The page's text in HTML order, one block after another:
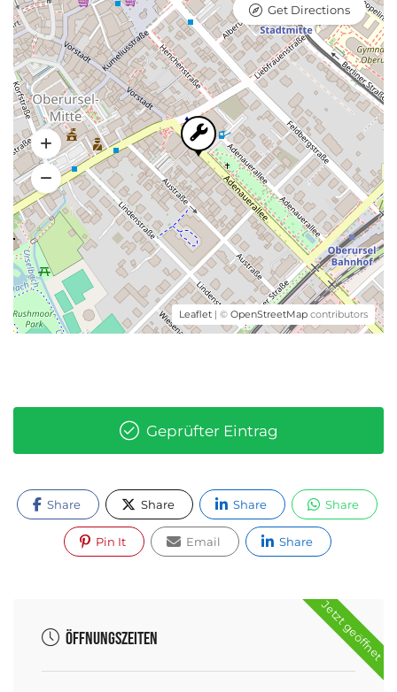
Leaflet | © OpenStreetMap contributors
Get Directions
Geprüfter Eintrag
Share Share Share Share
Pin It Email Share
Jetzt geöffnet
Öffnungszeiten